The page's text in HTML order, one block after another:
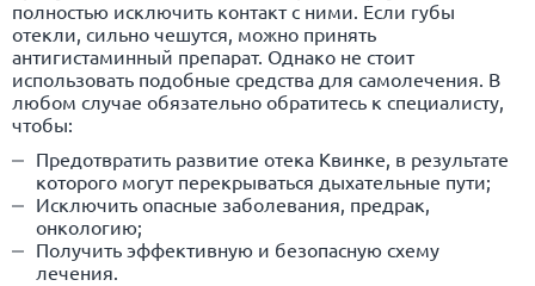
полностью исключить контакт с ними. Если губы
отекли, сильно чешутся, можно принять
антигистаминный препарат. Однако не стоит
использовать подобные средства для самолечения. В
любом случае обязательно обратитесь к специалисту,
чтобы:
Предотвратить развитие отека Квинке, в результате
которого могут перекрываться дыхательные пути;
Исключить опасные заболевания, предрак,
онкологию;
Получить эффективную и безопасную схему
лечения.